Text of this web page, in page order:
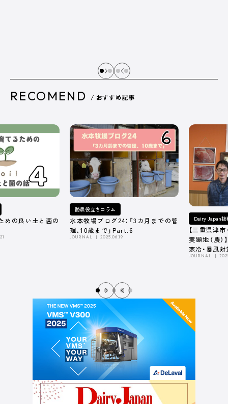
RECOMEND / おすすめ記事
めの良い土と菌の
酪農役立ちコラム
水本牧場ブログ24：「3カ月までの管
理、10歳まで」Part.6
JOURNAL 2025.06.19
Dairy Japan抜
【三重県津
実顕地（農
寒冷・暴風対
JOURNAL